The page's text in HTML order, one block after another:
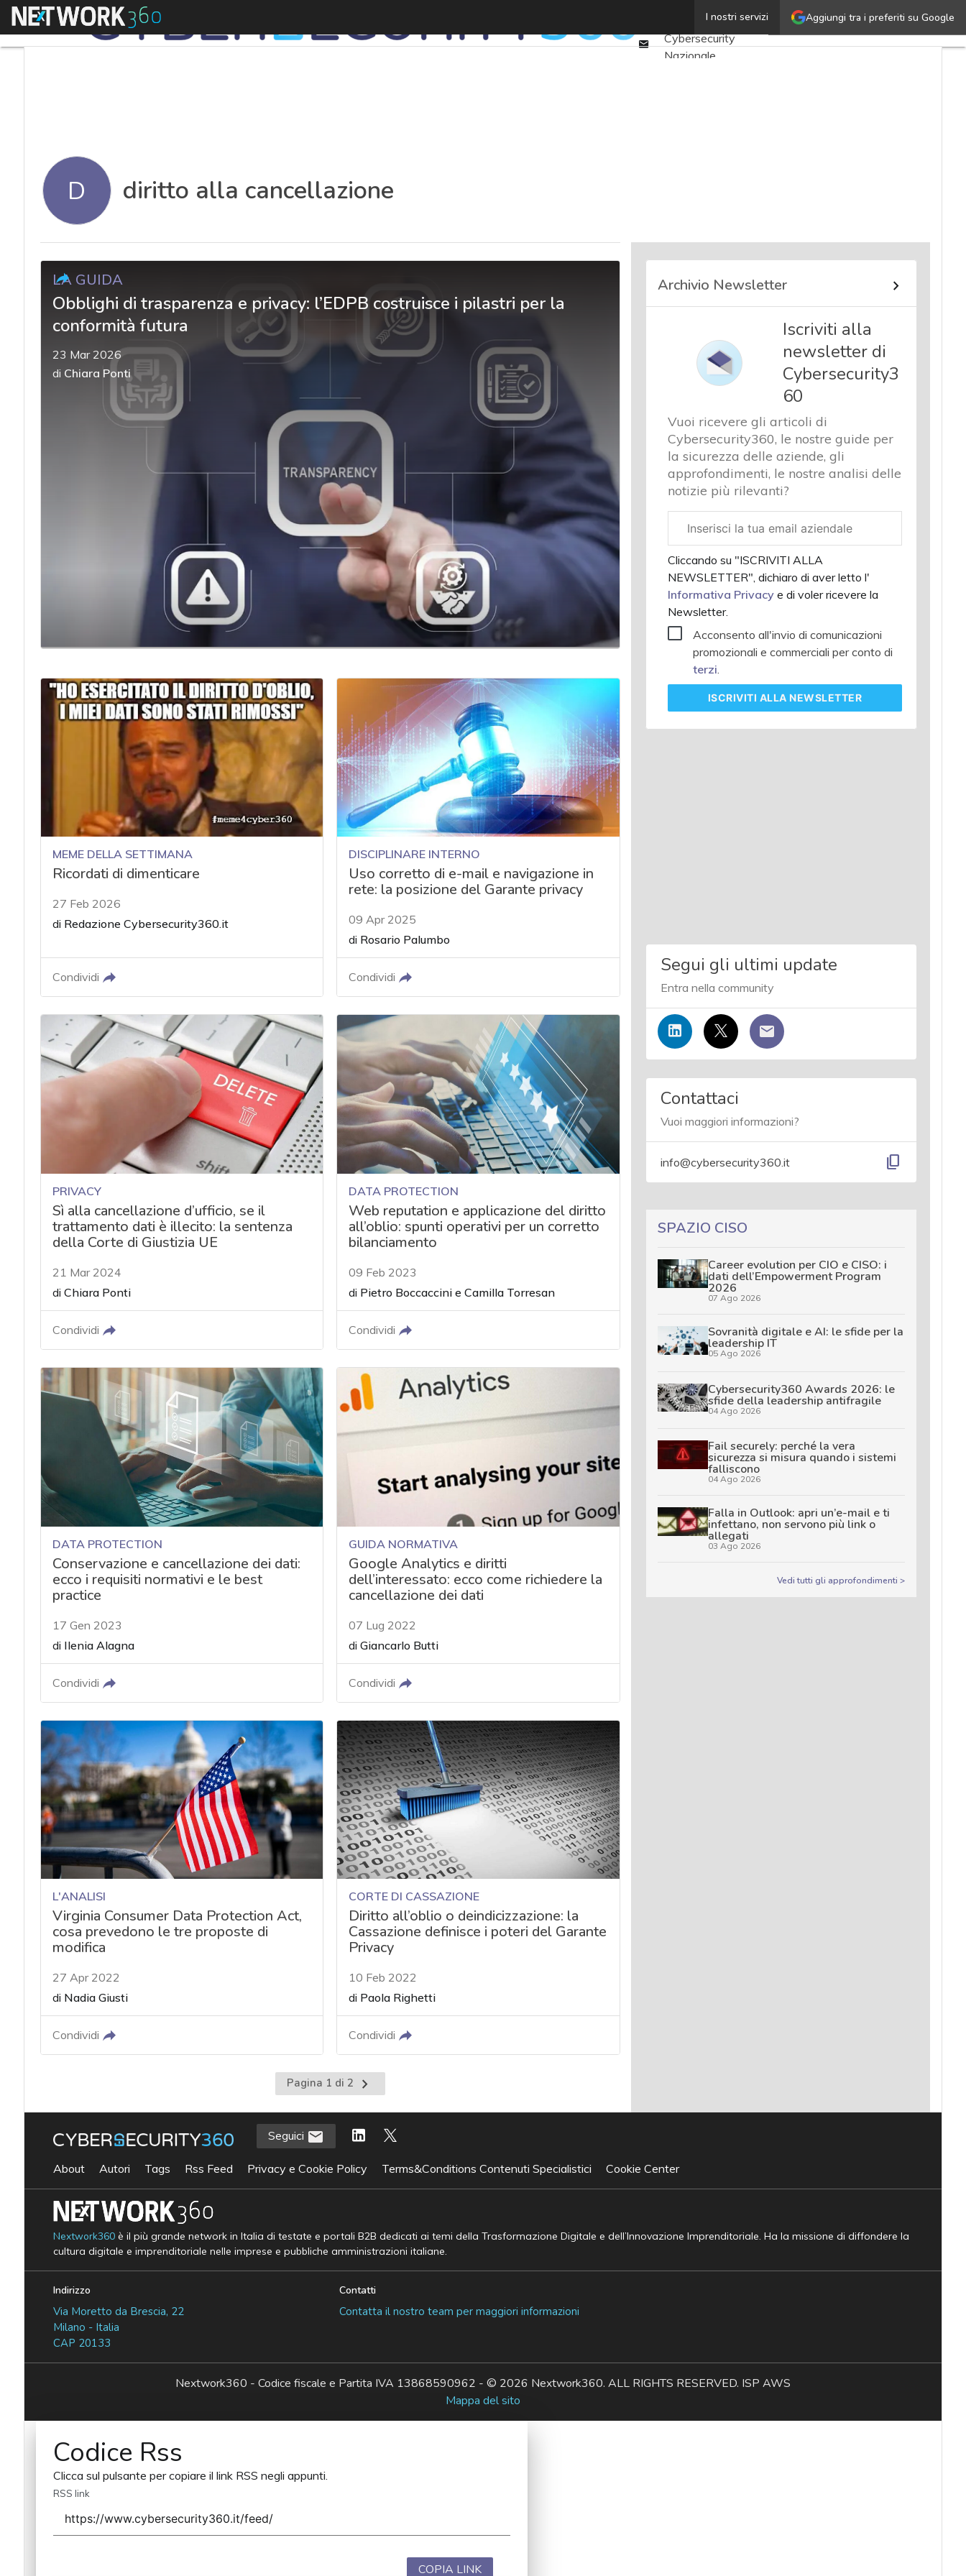
Aggiungi tra i preferiti su Google
I nostri servizi
Menu
Email
Ultimi articoli
Cybersecurity
Nazionale
Corsi cybersecurity
Chi siamo
D diritto alla cancellazione
LA GUIDA
Obblighi di trasparenza e privacy: l’EDPB costruisce i pilastri per la
conformità futura
23 Mar 2026
di Chiara Ponti
MEME DELLA SETTIMANA
Ricordati di dimenticare
27 Feb 2026
di Redazione Cybersecurity360.it
Condividi
DISCIPLINARE INTERNO
Uso corretto di e-mail e navigazione in
rete: la posizione del Garante privacy
09 Apr 2025
di Rosario Palumbo
Condividi
PRIVACY
Sì alla cancellazione d’ufficio, se il
trattamento dati è illecito: la sentenza
della Corte di Giustizia UE
21 Mar 2024
di Chiara Ponti
Condividi
DATA PROTECTION
Web reputation e applicazione del diritto
all’oblio: spunti operativi per un corretto
bilanciamento
09 Feb 2023
di Pietro Boccaccini eCamilla Torresan
Condividi
DATA PROTECTION
Conservazione e cancellazione dei dati:
ecco i requisiti normativi e le best
practice
17 Gen 2023
di Ilenia Alagna
Condividi
GUIDA NORMATIVA
Google Analytics e diritti
dell’interessato: ecco come richiedere la
cancellazione dei dati
07 Lug 2022
diGiancarlo Butti
Condividi
L'ANALISI
Virginia Consumer Data Protection Act,
cosa prevedono le tre proposte di
modifica
27 Apr 2022
di Nadia Giusti
Condividi
CORTE DI CASSAZIONE
Diritto all’oblio o deindicizzazione: la
Cassazione definisce i poteri del Garante
Privacy
10 Feb 2022
di Paola Righetti
Condividi
Pagina 1 di 2
Pagina
successiva
Archivio Newsletter
Iscriviti alla
newsletter di
Cybersecurity3
60
Vuoi ricevere gli articoli di
Cybersecurity360, le nostre guide per
la sicurezza delle aziende, gli
approfondimenti, le nostre analisi delle
notizie più rilevanti?
aziendale
Cliccando su "ISCRIVITI ALLA
NEWSLETTER", dichiaro di aver letto l'
Informativa Privacy e di voler ricevere la
Newsletter.
Acconsento all'invio di comunicazioni
promozionali e commerciali per conto di
terzi.
ISCRIVITI ALLA NEWSLETTER
Segui gli ultimi update
Entra nella community
Contattaci
Vuoi maggiori informazioni?
info@cybersecurity360.it content_copy
SPAZIO CISO
Career evolution per CIO e CISO: i
dati dell’Empowerment Program
2026
07 Ago 2026
Sovranità digitale e AI: le sfide per la
leadership IT
05 Ago 2026
Cybersecurity360 Awards 2026: le
sfide della leadership antifragile
04 Ago 2026
Fail securely: perché la vera
sicurezza si misura quando i sistemi
falliscono
04 Ago 2026
Falla in Outlook: apri un’e-mail e ti
infettano, non servono più link o
allegati
03 Ago 2026
Vedi tutti gli approfondimenti >
Seguici
About Autori Tags Rss Feed Privacy e Cookie Policy Terms&Conditions Contenuti Specialistici Cookie Center
Nextwork360è il più grande network in Italia di testate e portali B2B dedicati ai temi della Trasformazione Digitale e dell’Innovazione Imprenditoriale. Ha la missione di diffondere la
cultura digitale e imprenditoriale nelle imprese e pubbliche amministrazioni italiane.
Indirizzo
Via Moretto da Brescia, 22
Milano - Italia
CAP 20133
Contatti
Contatta il nostro team per maggiori informazioni
Nextwork360 - Codice fiscale e Partita IVA 13868590962 - © 2026 Nextwork360. ALL RIGHTS RESERVED. ISP AWS
Mappa del sito
Codice Rss
Clicca sul pulsante per copiare il link RSS negli appunti.
RSS link
COPIA LINK